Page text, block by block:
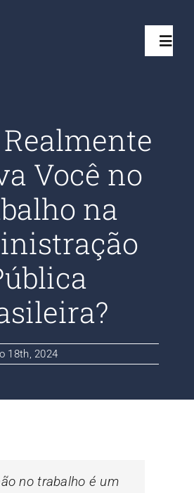
Projetos
Quem somos
Realmente
Você no
na
18th, 2024
no trabalho é um